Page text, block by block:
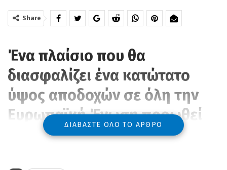
Share
Ένα πλαίσιο που θα
διασφαλίζει ένα κατώτατο
ύψος αποδοχών σε όλη την
Ευρωπαϊκή Ένωση προωθεί
απόφαση που ψηφίσθηκε
ΔΙΑΒΆΣΤΕ ΌΛΟ ΤΟ ΆΡΘΡΟ